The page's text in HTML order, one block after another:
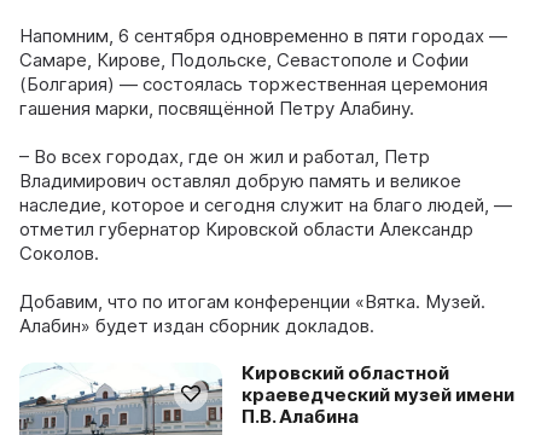
Напомним, 6 сентября одновременно в пяти городах —
Самаре, Кирове, Подольске, Севастополе и Софии
(Болгария) — состоялась торжественная церемония
гашения марки, посвящённой Петру Алабину.
– Во всех городах, где он жил и работал, Петр
Владимирович оставлял добрую память и великое
наследие, которое и сегодня служит на благо людей, —
отметил губернатор Кировской области Александр
Соколов.
Добавим, что по итогам конференции «Вятка. Музей.
Алабин» будет издан сборник докладов.
Кировский областной
краеведческий музей имени
П.В. Алабина